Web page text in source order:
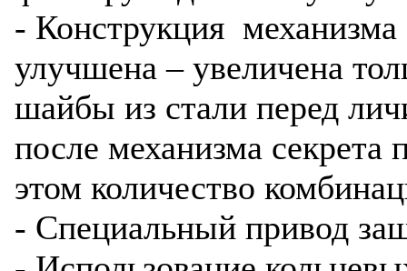
- Конструкция
улучшена – увеличена
шайбы из стали перед
после механизма секрета
этом количество
- Специальный привод